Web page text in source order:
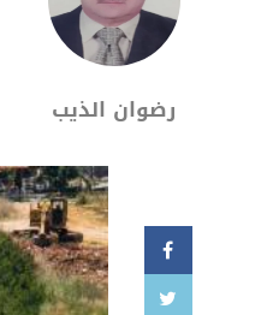
رضوان الذيب